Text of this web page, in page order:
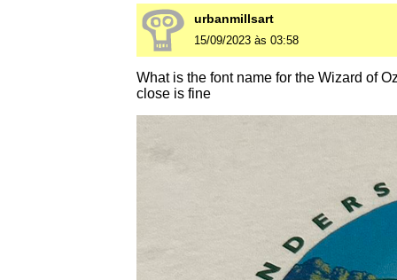
urbanmillsart
15/09/2023 às 03:58
What is the font name for the Wizard of
close is fine